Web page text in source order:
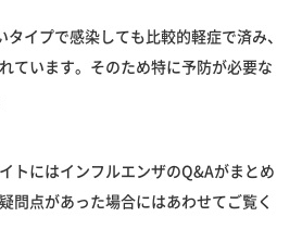
タイプで感染しても比較的軽症で済み、
ています。そのため特に予防が必要な
トにはインフルエンザのQ&Aがまとめ
問点があった場合にはあわせてご覧く